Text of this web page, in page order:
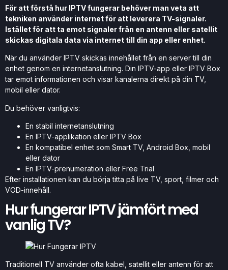
För att förstå hur IPTV fungerar behöver man veta att
tekniken använder internet för att leverera TV-signaler.
Istället för att ta emot signaler från en antenn eller satellit
skickas digitala data via internet till din app eller enhet.
När du använder IPTV skickas innehållet från en server till din
enhet genom en internetanslutning. Din IPTV-app eller IPTV Box
tar emot informationen och visar kanalerna direkt på din TV,
mobil eller dator.
Du behöver vanligtvis:
En stabil internetanslutning
En IPTV-applikation eller IPTV Box
En kompatibel enhet som Smart TV, Android Box, mobil
eller dator
En IPTV-prenumeration eller Free Trial
Efter installationen kan du börja titta på live TV, sport, filmer och
VOD-innehåll.
Hur fungerar IPTV jämfört med
vanlig TV?
Traditionell TV använder ofta kabel, satellit eller antenn för att